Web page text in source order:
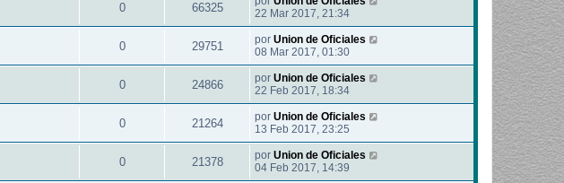
0 66325
22 Mar 2017, 21:34
0 29751 por Union de Oficiales
08 Mar 2017, 01:30
0 24866 por Union de Oficiales
22 Feb 2017, 18:34
0 21264 por Union de Oficiales
13 Feb 2017, 23:25
0 21378 por Union de Oficiales
04 Feb 2017, 14:39